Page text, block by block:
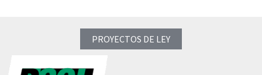
PROYECTOS DE LEY